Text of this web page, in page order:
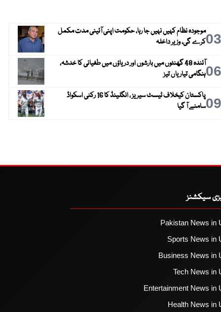
03موجودہ نظام کہیں نہیں جا رہا، حکومت اپنی آئینی مدت مکمل
کرے گی، وزیر داخلہ
06
آئندہ 48 گھنٹوں میں بارشوں اور دریاؤں میں طغیانی کا خدشہ،
ہنگامی تیاریاں تیز
09
پاکستان کیخلاف ٹیسٹ سیریز ، انگلینڈ کا 16 رکنی اسکواڈ
سامنے آ گیا
سیکشنز
Pakistan News in
Sports News in
Business News in
Tech News in
Entertainment News in
Health News in